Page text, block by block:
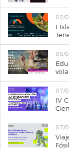
02/
I
05/
07/
IV
07/